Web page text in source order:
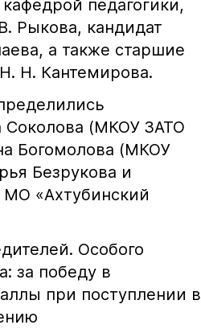
педагогики,
Рыкова, кандидат
а также старшие
Н. Кантемирова.
(МКОУ ЗАТО
Богомолова (МКОУ
Безрукова и
«Ахтубинский
Особого
за победу в
при поступлении в